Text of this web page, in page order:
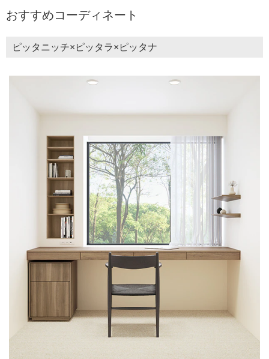
おすすめコーディネート
ピッタニッチ×ピッタラ×ピッタナ